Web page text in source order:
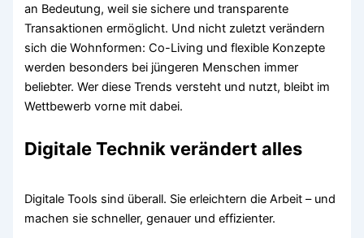
an Bedeutung, weil sie sichere und transparente
Transaktionen ermöglicht. Und nicht zuletzt verändern
sich die Wohnformen: Co-Living und flexible Konzepte
werden besonders bei jüngeren Menschen immer
beliebter. Wer diese Trends versteht und nutzt, bleibt im
Wettbewerb vorne mit dabei.
Digitale Technik verändert alles
Digitale Tools sind überall. Sie erleichtern die Arbeit – und
machen sie schneller, genauer und effizienter.